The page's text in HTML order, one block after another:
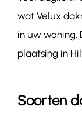
wat Velux
in uw
plaatsing in
Soorten